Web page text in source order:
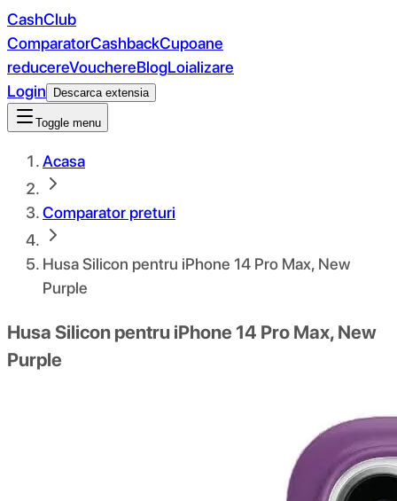
CashClub
ComparatorCashbackCupoane
reducereVouchereBlogLoializare
Login
Descarca extensia
Toggle menu
Acasa
Comparator preturi
Husa Silicon pentru iPhone 14 Pro Max, New
Purple
Husa Silicon pentru iPhone 14 Pro Max, New
Purple